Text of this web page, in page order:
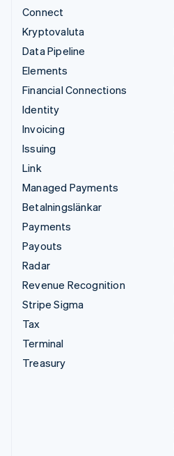
Connect
Kryptovaluta
Data Pipeline
Elements
Financial Connections
Identity
Invoicing
Issuing
Link
Managed Payments
Betalningslänkar
Payments
Payouts
Radar
Revenue Recognition
Stripe Sigma
Tax
Terminal
Treasury